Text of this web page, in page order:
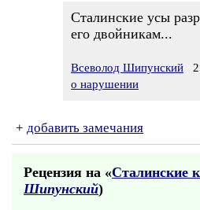
Сталинские усы
его двойникам...
Всеволод Шипунский
о нарушении
+ добавить замечания
Рецензия на «Сталинские
Шипунский)